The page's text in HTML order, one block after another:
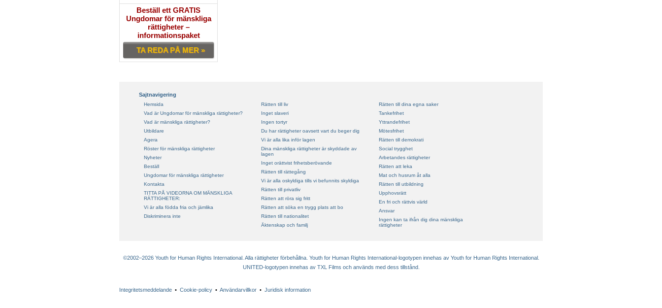
Beställ ett GRATIS
Ungdomar för mänskliga
rättigheter –
informationspaket
TA REDA PÅ MER »
Sajtnavigering
Hemsida
Vad är Ungdomar för mänskliga rättigheter?
Vad är mänskliga rättigheter?
Utbildare
Agera
Röster för mänskliga rättigheter
Nyheter
Beställ
Ungdomar för mänskliga rättigheter
Kontakta
TITTA PÅ VIDEORNA OM MÄNSKLIGA
RÄTTIGHETER:
Vi är alla födda fria och jämlika
Diskriminera inte
Rätten till liv
Inget slaveri
Ingen tortyr
Du har rättigheter oavsett vart du beger dig
Vi är alla lika inför lagen
Dina mänskliga rättigheter är skyddade av
lagen
Inget orättvist frihetsberövande
Rätten till rättegång
Vi är alla oskyldiga tills vi befunnits skyldiga
Rätten till privatliv
Rätten att röra sig fritt
Rätten att söka en trygg plats att bo
Rätten till nationalitet
Äktenskap och familj
Rätten till dina egna saker
Tankefrihet
Yttrandefrihet
Mötesfrihet
Rätten till demokrati
Social trygghet
Arbetandes rättigheter
Rätten att leka
Mat och husrum åt alla
Rätten till utbildning
Upphovsrätt
En fri och rättvis värld
Ansvar
Ingen kan ta ifrån dig dina mänskliga
rättigheter
©2002–2026 Youth for Human Rights International. Alla rättigheter förbehållna. Youth for Human Rights International-logotypen innehas av Youth for Human Rights International.
UNITED-logotypen innehas av TXL Films och används med dess tillstånd.
Integritetsmeddelande • Cookie-policy • Användarvillkor • Juridisk information